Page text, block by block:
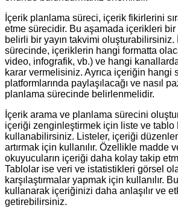
İçerik planlama süreci, içerik fikirlerini
etme sürecidir. Bu aşamada içerikleri
belirli bir yayın takvimi oluşturabilirsiniz.
sürecinde, içeriklerin hangi formatta
video, infografik, vb.) ve hangi
karar vermelisiniz. Ayrıca içeriğin hangi
platformlarında paylaşılacağı ve nasıl
planlama sürecinde belirlenmelidir.
İçerik arama ve planlama sürecini
içeriği zenginleştirmek için liste ve tablo
kullanabilirsiniz. Listeler, içeriği
artırmak için kullanılır. Özellikle madde
okuyucuların içeriği daha kolay takip
Tablolar ise veri ve istatistikleri görsel
karşılaştırmalar yapmak için kullanılır.
kullanarak içeriğinizi daha anlaşılır ve
getirebilirsiniz.